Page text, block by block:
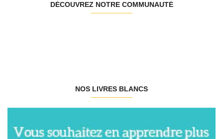
DÉCOUVREZ NOTRE COMMUNAUTÉ
NOS LIVRES BLANCS